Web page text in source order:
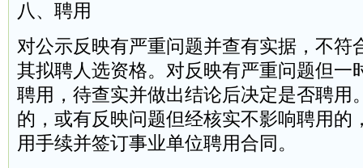
八、聘用
对公示反映有严重问题并查有实据，不符
其拟聘人选资格。对反映有严重问题但一
聘用，待查实并做出结论后决定是否聘用
的，或有反映问题但经核实不影响聘用的
用手续并签订事业单位聘用合同。